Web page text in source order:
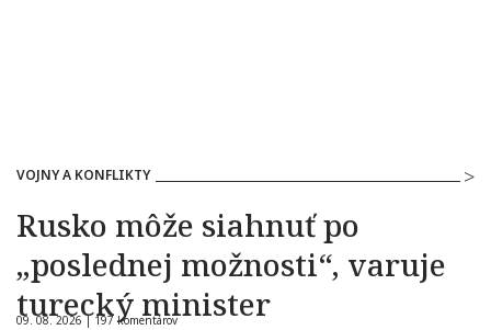
VOJNY A KONFLIKTY
Rusko môže siahnuť po
„poslednej možnosti“, varuje
turecký minister
09. 08. 2026 | 197 komentárov